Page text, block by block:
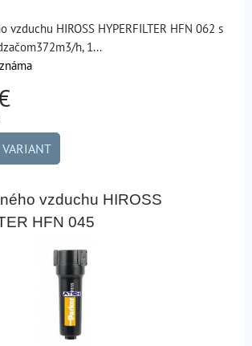
vzduchu HIROSS HYPERFILTER HFN 062 s
h, 1...
vzduchu HIROSS
HFN 045